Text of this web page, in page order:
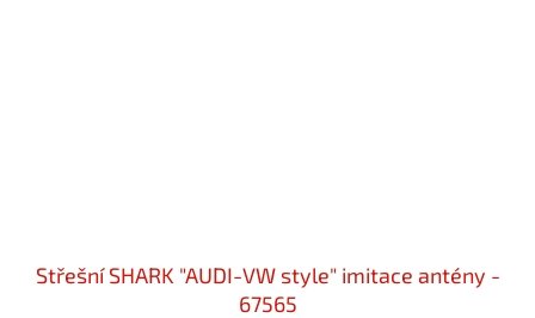
Střešní SHARK "AUDI-VW style" imitace antény -
67565